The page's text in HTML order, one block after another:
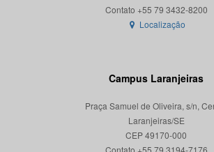
Localização
Campus Laranjeiras
Praça Samuel de Oliveira, s/n,
Laranjeiras/SE
CEP 49170-000